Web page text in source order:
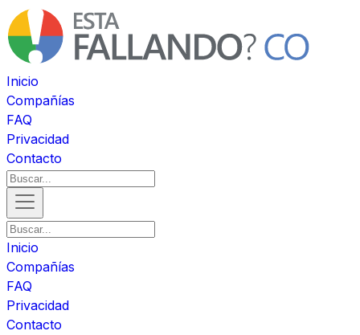
Inicio
Compañías
FAQ
Privacidad
Contacto
Inicio
Compañías
FAQ
Privacidad
Contacto